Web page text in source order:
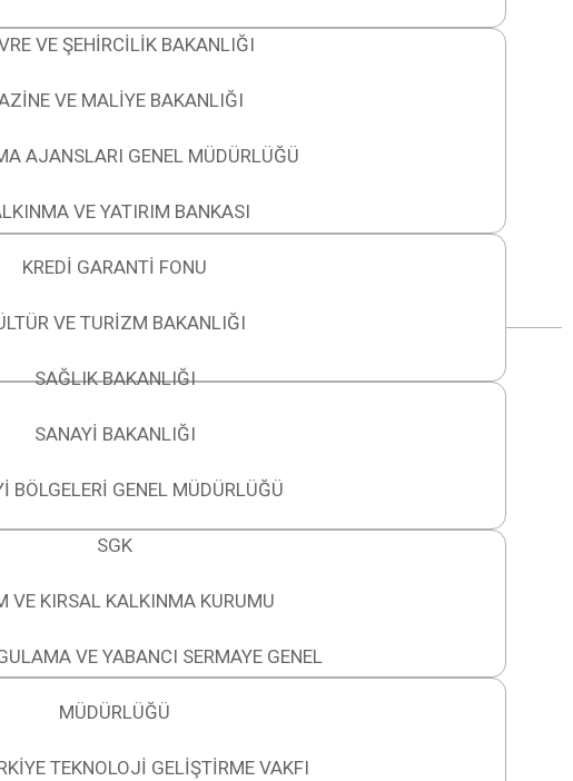
VE ŞEHİRCİLİK BAKANLIĞI
VE MALİYE BAKANLIĞI
AJANSLARI GENEL MÜDÜRLÜĞÜ
VE YATIRIM BANKASI
KREDİ GARANTİ FONU
VE TURİZM BAKANLIĞI
SAĞLIK BAKANLIĞI
SANAYİ BAKANLIĞI
BÖLGELERİ GENEL MÜDÜRLÜĞÜ
SGK
VE KIRSAL KALKINMA KURUMU
VE YABANCI SERMAYE GENEL
MÜDÜRLÜĞÜ
TEKNOLOJİ GELİŞTİRME VAKFI